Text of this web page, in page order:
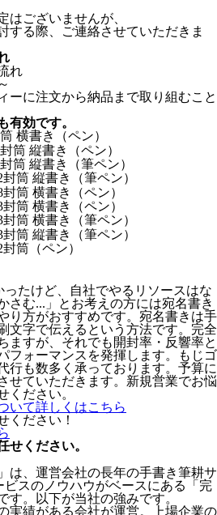
はございませんが、
する際、ご連絡させていただきま
ーに注文から納品まで取り組むこと
有効です。
横書き（ペン）
筒 縦書き（ペン）
筒 縦書き（筆ペン）
封筒 縦書き（筆ペン）
封筒 横書き（ペン）
封筒 横書き（ペン）
封筒 横書き（筆ペン）
封筒 縦書き（筆ペン）
筒（ペン）
ったけど、自社でやるリソースはな
さむ...」とお考えの方には宛名書き
り方がおすすめです。宛名書きは手
文字で伝えるという方法です。完全
ますが、それでも開封率・反響率と
フォーマンスを発揮します。もじゴ
行も数多く承っております。予算に
せていただきます。新規営業でお悩
ください。
いて詳しくはこちら
ください！
せください。
は、運営会社の長年の手書き筆耕サ
スのノウハウがベースにある「完
す。以下が当社の強みです。
実績がある会社が運営。上場企業の